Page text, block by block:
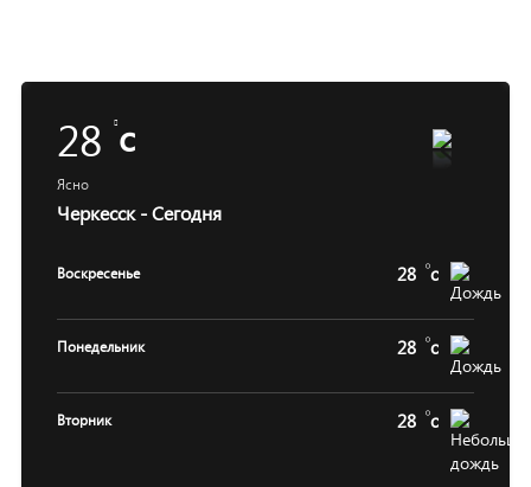
28 c
Ясно
Черкесск - Сегодня
Воскресенье 28 c
Понедельник 28 c
Вторник 28 c